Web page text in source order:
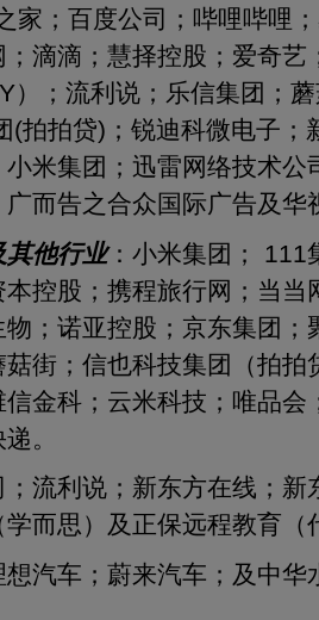
家；百度公司；哔哩哔哩
滴滴；慧择控股；爱奇艺
）；流利说；乐信集团；
(拍拍贷)；锐迪科微电子；
米集团；迅雷网络技术公
而告之合众国际广告及华
其他行业：小米集团； 111
控股；携程旅行网；当当
；诺亚控股；京东集团；
街；信也科技集团（拍拍
金科；云米科技；唯品会
。
流利说；新东方在线；新
而思）及正保远程教育（
汽车；蔚来汽车；及中华